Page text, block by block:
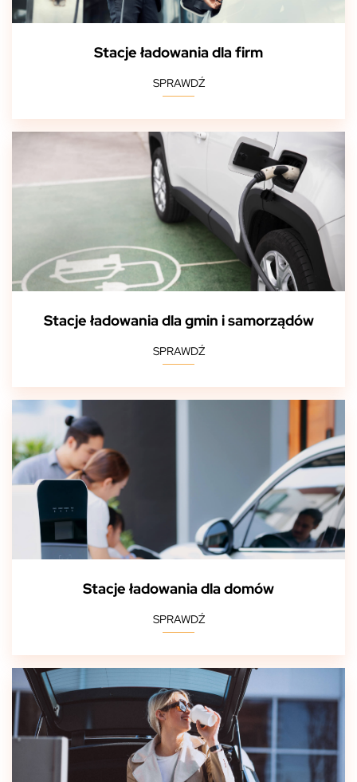
Stacje ładowania dla firm
SPRAWDŹ
Stacje ładowania dla gmin i samorządów
SPRAWDŹ
Stacje ładowania dla domów
SPRAWDŹ